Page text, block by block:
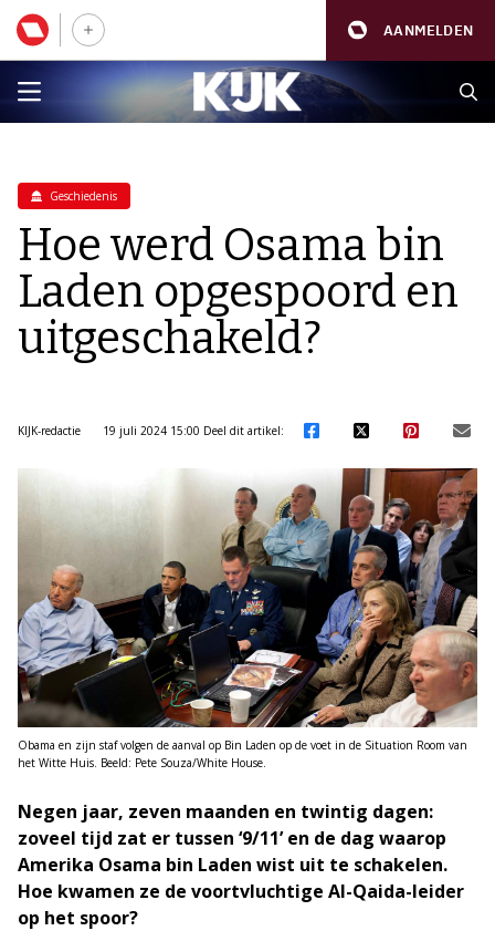
AANMELDEN
Geschiedenis
Hoe werd Osama bin
Laden opgespoord en
uitgeschakeld?
KIJK-redactie 19 juli 2024 15:00 Deel dit artikel:
Obama en zijn staf volgen de aanval op Bin Laden op de voet in de Situation Room van
het Witte Huis. Beeld: Pete Souza/White House.
Negen jaar, zeven maanden en twintig dagen:
zoveel tijd zat er tussen ‘9/11’ en de dag waarop
Amerika Osama bin Laden wist uit te schakelen.
Hoe kwamen ze de voortvluchtige Al-Qaida-leider
op het spoor?